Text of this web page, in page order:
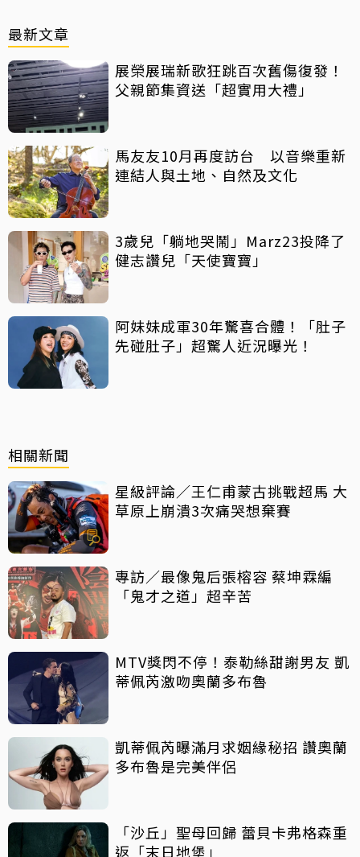
最新文章
展榮展瑞新歌狂跳百次舊傷復發！
父親節集資送「超實用大禮」
馬友友10月再度訪台 以音樂重新
連結人與土地、自然及文化
3歲兒「躺地哭鬧」Marz23投降了
健志讚兒「天使寶寶」
阿妹妹成軍30年驚喜合體！「肚子
先碰肚子」超驚人近況曝光！
相關新聞
星級評論／王仁甫蒙古挑戰超馬 大
草原上崩潰3次痛哭想棄賽
專訪／最像鬼后張榕容 蔡坤霖編
「鬼才之道」超辛苦
MTV獎閃不停！泰勒絲甜謝男友 凱
蒂佩芮激吻奧蘭多布魯
凱蒂佩芮曝滿月求姻緣秘招 讚奧蘭
多布魯是完美伴侶
「沙丘」聖母回歸 蕾貝卡弗格森重
返「末日地堡」